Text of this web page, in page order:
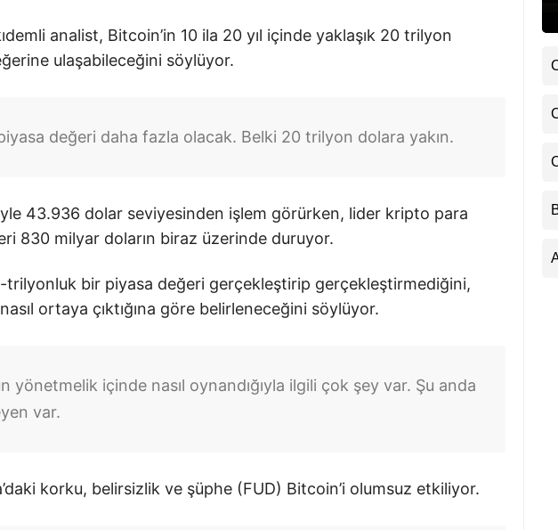
analist, Bitcoin’in 10 ila 20 yıl içinde yaklaşık 20 trilyon
ulaşabileceğini söylüyor.
değeri daha fazla olacak. Belki 20 trilyon dolara yakın.
43.936 dolar seviyesinden işlem görürken, lider kripto para
830 milyar doların biraz üzerinde duruyor.
trilyonluk bir piyasa değeri gerçekleştirip gerçekleştirmediğini,
ortaya çıktığına göre belirleneceğini söylüyor.
yönetmelik içinde nasıl oynandığıyla ilgili çok şey var. Şu anda
var.
korku, belirsizlik ve şüphe (FUD) Bitcoin’i olumsuz etkiliyor.